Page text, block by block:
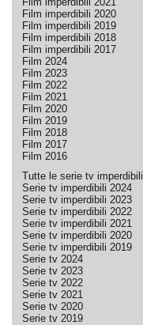
Film imperdibili 2020
Film imperdibili 2019
Film imperdibili 2018
Film imperdibili 2017
Film 2024
Film 2023
Film 2022
Film 2021
Film 2020
Film 2019
Film 2018
Film 2017
Film 2016
Tutte le serie tv imperdibili
Serie tv imperdibili 2024
Serie tv imperdibili 2023
Serie tv imperdibili 2022
Serie tv imperdibili 2021
Serie tv imperdibili 2020
Serie tv imperdibili 2019
Serie tv 2024
Serie tv 2023
Serie tv 2022
Serie tv 2021
Serie tv 2020
Serie tv 2019